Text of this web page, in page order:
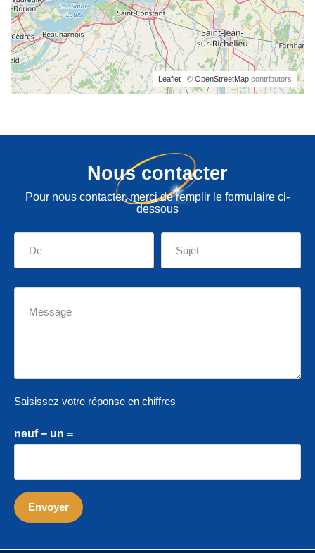
Leaflet | © OpenStreetMap contributors
Nous contacter
Pour nous contacter, merci de remplir le formulaire ci-
dessous
Saisissez votre réponse en chiffres
neuf − un =